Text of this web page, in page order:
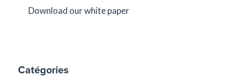
Download our white paper
Catégories